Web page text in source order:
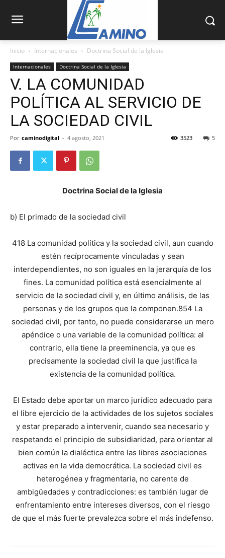
Inicio Internacionales Doctrina Social de la Iglesia
Internacionales Doctrina Social de la Iglesia
V. LA COMUNIDAD
POLÍTICA AL SERVICIO DE
LA SOCIEDAD CIVIL
Por caminodigital - 4 agosto, 2021 5
3523
Doctrina Social de la Iglesia
b) El primado de la sociedad civil
418 La comunidad política y la sociedad civil, aun cuando
estén recíprocamente vinculadas y sean
interdependientes, no son iguales en la jerarquía de los
fines. La comunidad política está esencialmente al
servicio de la sociedad civil y, en último análisis, de las
personas y de los grupos que la componen.854 La
sociedad civil, por tanto, no puede considerarse un mero
apéndice o una variable de la comunidad política: al
contrario, ella tiene la preeminencia, ya que es
precisamente la sociedad civil la que justifica la
existencia de la comunidad política.
El Estado debe aportar un marco jurídico adecuado para
el libre ejercicio de la actividades de los sujetos sociales
y estar preparado a intervenir, cuando sea necesario y
respetando el principio de subsidiaridad, para orientar al
bien común la dialéctica entre las libres asociaciones
activas en la vida democrática. La sociedad civil es
heterogénea y fragmentaria, no carente de
ambigüedades y contradicciones: es también lugar de
enfrentamiento entre intereses diversos, con el riesgo
de que el más fuerte prevalezca sobre el más indefenso.